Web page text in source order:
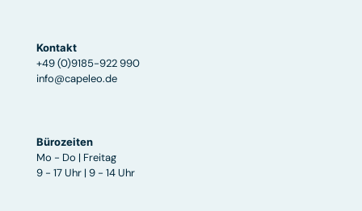
Kontakt
+49 (0)9185-922 990
info@capeleo.de
Bürozeiten
Mo - Do | Freitag
9 - 17 Uhr | 9 - 14 Uhr